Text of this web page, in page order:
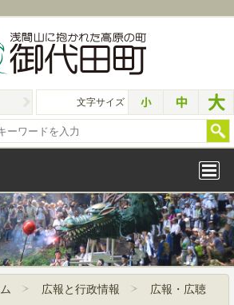
文字サイズ
広報と行政情報
広報・広聴